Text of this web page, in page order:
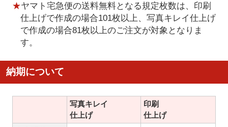
★ヤマト宅急便の送料無料となる規定枚数は、印刷
仕上げで作成の場合101枚以上、写真キレイ仕上げ
で作成の場合81枚以上のご注文が対象となりま
す。
納期について
写真キレイ
仕上げ
印刷
仕上げ